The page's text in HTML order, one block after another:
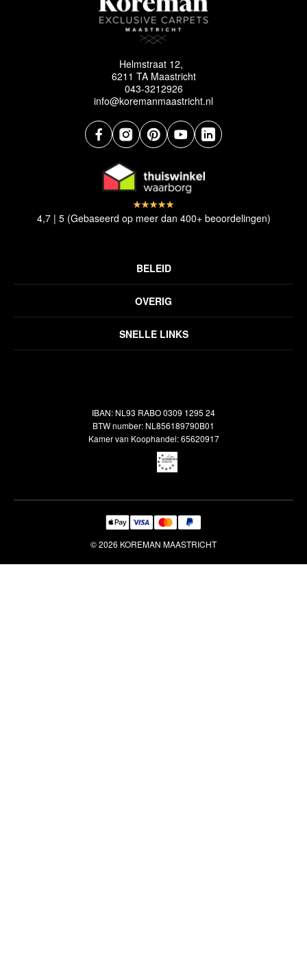
Helmstraat 12,
6211 TA Maastricht
043-3212926
info@koremanmaastricht.nl
SNELLE LINKS
OVERIG
Inspiratie
Veelgestelde vragen
BELEID
Disclaimer
Verzendbeleid
4,7 | 5 (Gebaseerd op meer dan 400+ beoordelingen)
IBAN: NL93 RABO 0309 1295 24
BTW number: NL856189790B01
Kamer van Koophandel: 65620917
© 2026 KOREMAN MAASTRICHT